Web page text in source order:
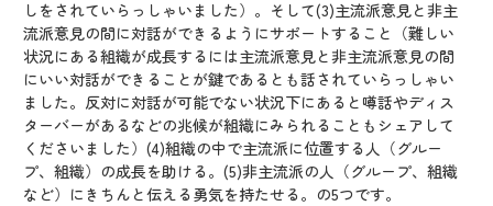
しをされていらっしゃいました）。そして(3)主流派意見と非主
流派意見の間に対話ができるようにサポートすること（難しい
状況にある組織が成長するには主流派意見と非主流派意見の間
にいい対話ができることが鍵であるとも話されていらっしゃい
ました。反対に対話が可能でない状況下にあると噂話やディス
ターバーがあるなどの兆候が組織にみられることもシェアして
くださいました）(4)組織の中で主流派に位置する人（グルー
プ、組織）の成長を助ける。(5)非主流派の人（グループ、組織
など）にきちんと伝える勇気を持たせる。の5つです。